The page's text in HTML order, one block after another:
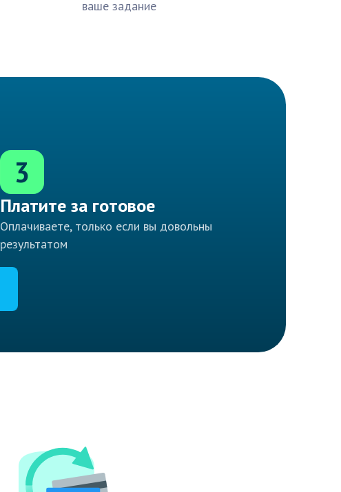
ваше задание
3
Платите за готовое
Оплачиваете, только если вы довольны
результатом